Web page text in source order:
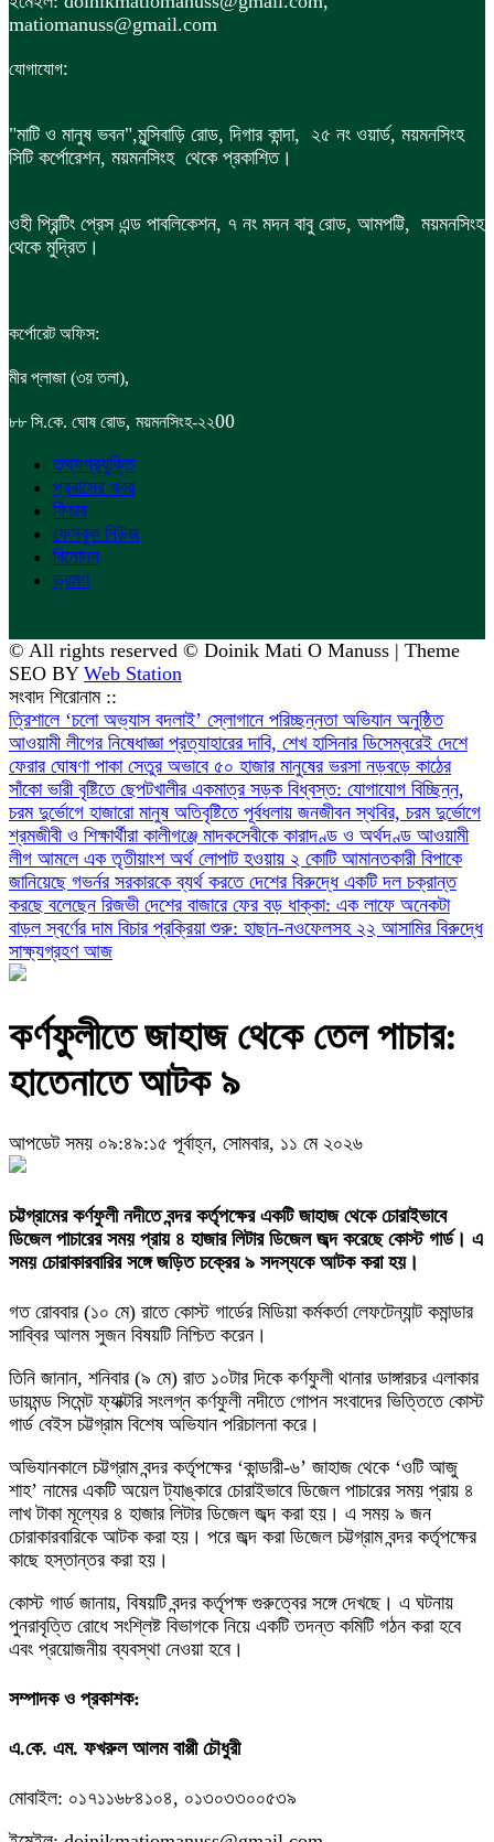
matiomanuss@gmail.com
যোগাযোগ:
"মাটি ও মানুষ ভবন",মুন্সিবাড়ি রোড, দিগার কান্দা, ২৫ নং ওয়ার্ড, ময়মনসিংহ
সিটি কর্পোরেশন, ময়মনসিংহ থেকে প্রকাশিত।
ওহী প্রিন্টিং প্রেস এন্ড পাবলিকেশন, ৭ নং মদন বাবু রোড, আমপট্টি, ময়মনসিংহ
থেকে মুদ্রিত।
কর্পোরেট অফিস:
মীর প্লাজা (৩য় তলা),
৮৮ সি.কে. ঘোষ রোড, ময়মনসিংহ-২২00
তথ্যপ্রযুক্তি
প্রবাসের খবর
ফিচার
ফেসবুক নিউজ
বিনোদন
ভ্রমণ
© All rights reserved © Doinik Mati O Manuss | Theme
SEO BY Web Station
সংবাদ শিরোনাম ::
‎ত্রিশালে ‘চলো অভ্যাস বদলাই’ স্লোগানে পরিচ্ছন্নতা অভিযান অনুষ্ঠিত
আওয়ামী লীগের নিষেধাজ্ঞা প্রত্যাহারের দাবি, শেখ হাসিনার ডিসেম্বরেই দেশে
ফেরার ঘোষণা পাকা সেতুর অভাবে ৫০ হাজার মানুষের ভরসা নড়বড়ে কাঠের
সাঁকো ভারী বৃষ্টিতে ছেপটখালীর একমাত্র সড়ক বিধ্বস্ত: যোগাযোগ বিচ্ছিন্ন,
চরম দুর্ভোগে হাজারো মানুষ অতিবৃষ্টিতে পূর্বধলায় জনজীবন স্থবির, চরম দুর্ভোগে
শ্রমজীবী ও শিক্ষার্থীরা কালীগঞ্জে মাদকসেবীকে কারাদণ্ড ও অর্থদণ্ড আওয়ামী
লীগ আমলে এক তৃতীয়াংশ অর্থ লোপাট হওয়ায় ২ কোটি আমানতকারী বিপাকে
জানিয়েছে গভর্নর সরকারকে ব্যর্থ করতে দেশের বিরুদ্ধে একটি দল চক্রান্ত
করছে বলেছেন রিজভী দেশের বাজারে ফের বড় ধাক্কা: এক লাফে অনেকটা
বাড়ল স্বর্ণের দাম বিচার প্রক্রিয়া শুরু: হাছান-নওফেলসহ ২২ আসামির বিরুদ্ধে
সাক্ষ্যগ্রহণ আজ
​কর্ণফুলীতে জাহাজ থেকে তেল পাচার:
হাতেনাতে আটক ৯
আপডেট সময় ০৯:৪৯:১৫ পূর্বাহ্ন, সোমবার, ১১ মে ২০২৬
চট্টগ্রামের কর্ণফুলী নদীতে বন্দর কর্তৃপক্ষের একটি জাহাজ থেকে চোরাইভাবে
ডিজেল পাচারের সময় প্রায় ৪ হাজার লিটার ডিজেল জব্দ করেছে কোস্ট গার্ড। এ
সময় চোরাকারবারির সঙ্গে জড়িত চক্রের ৯ সদস্যকে আটক করা হয়।
গত রোববার (১০ মে) রাতে কোস্ট গার্ডের মিডিয়া কর্মকর্তা লেফটেন্যান্ট কমান্ডার
সাব্বির আলম সুজন বিষয়টি নিশ্চিত করেন।
তিনি জানান, শনিবার (৯ মে) রাত ১০টার দিকে কর্ণফুলী থানার ডাঙ্গারচর এলাকার
ডায়মন্ড সিমেন্ট ফ্যাক্টরি সংলগ্ন কর্ণফুলী নদীতে গোপন সংবাদের ভিত্তিতে কোস্ট
গার্ড বেইস চট্টগ্রাম বিশেষ অভিযান পরিচালনা করে।
অভিযানকালে চট্টগ্রাম বন্দর কর্তৃপক্ষের ‘কান্ডারী-৬’ জাহাজ থেকে ‘ওটি আজু
শাহ’ নামের একটি অয়েল ট্যাঙ্কারে চোরাইভাবে ডিজেল পাচারের সময় প্রায় ৪
লাখ টাকা মূল্যের ৪ হাজার লিটার ডিজেল জব্দ করা হয়। এ সময় ৯ জন
চোরাকারবারিকে আটক করা হয়। পরে জব্দ করা ডিজেল চট্টগ্রাম বন্দর কর্তৃপক্ষের
কাছে হস্তান্তর করা হয়।
কোস্ট গার্ড জানায়, বিষয়টি বন্দর কর্তৃপক্ষ গুরুত্বের সঙ্গে দেখছে। এ ঘটনায়
পুনরাবৃত্তি রোধে সংশ্লিষ্ট বিভাগকে নিয়ে একটি তদন্ত কমিটি গঠন করা হবে
এবং প্রয়োজনীয় ব্যবস্থা নেওয়া হবে।
সম্পাদক ও প্রকাশক:
এ.কে. এম. ফখরুল আলম বাপ্পী চৌধুরী
মোবাইল: ০১৭১১৬৮৪১০৪, ০১৩০৩৩০০৫৩৯